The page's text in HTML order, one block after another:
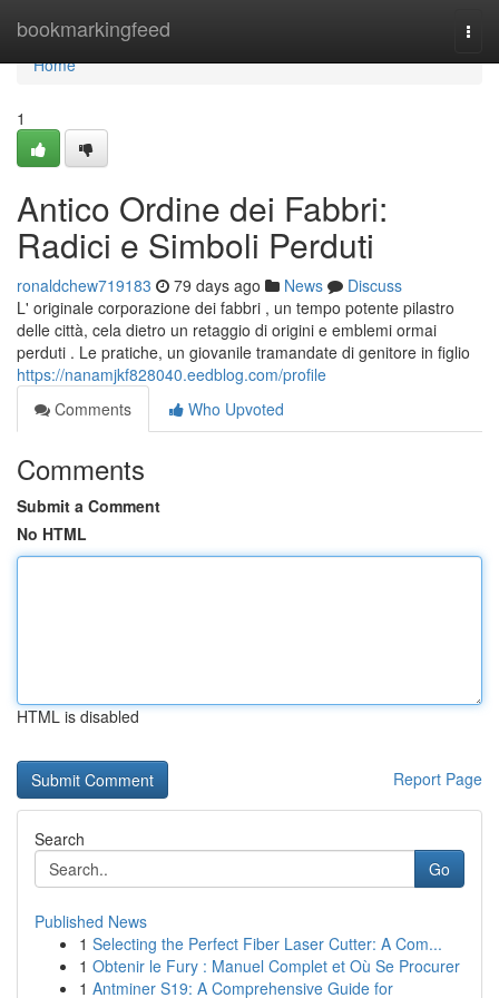
bookmarkingfeed
Home
Home
1
Antico Ordine dei Fabbri:
Radici e Simboli Perduti
ronaldchew719183 79 days ago News
Discuss
L' originale corporazione dei fabbri , un tempo potente pilastro
delle città, cela dietro un retaggio di origini e emblemi ormai
perduti . Le pratiche, un giovanile tramandate di genitore in figlio
https://nanamjkf828040.eedblog.com/profile
Comments
Who Upvoted
Comments
Submit a Comment
No HTML
HTML is disabled
Report Page
Search
Go
Published News
1 Selecting the Perfect Fiber Laser Cutter: A Com...
1 Obtenir le Fury : Manuel Complet et Où Se Procurer
1 Antminer S19: A Comprehensive Guide for